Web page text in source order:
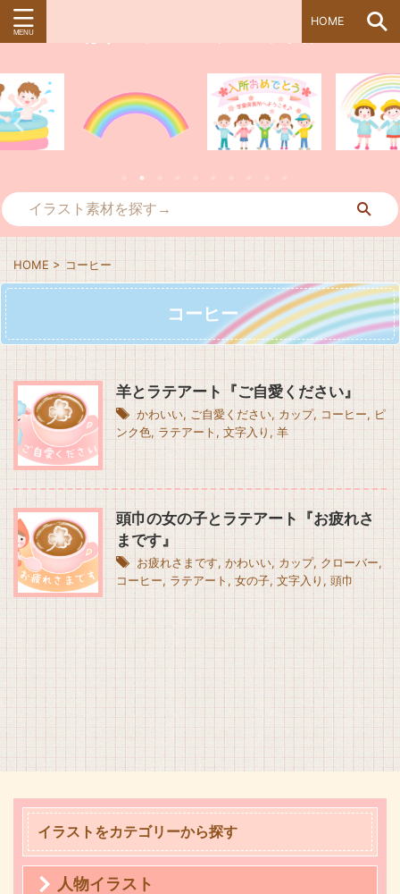
HOME
HOME > コーヒー
コーヒー
羊とラテアート『ご自愛ください』
かわいい, ご自愛ください, カップ, コーヒー, ピ
ンク色, ラテアート , 文字入り, 羊
頭巾の女の子とラテアート『お疲れさ
まです』
お疲れさまです, かわいい, カップ, クローバー,
コーヒー, ラテアート , 女の子, 文字入り, 頭巾
イラストをカテゴリーから探す
人物イラスト